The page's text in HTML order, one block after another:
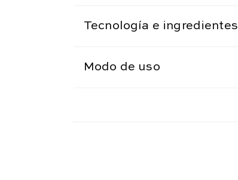
Tecnología e ingredientes
Modo de uso